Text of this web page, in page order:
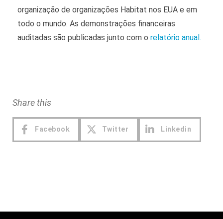
Share this
Facebook Twitter Linkedin
organização de organizações Habitat nos EUA e em
todo o mundo. As demonstrações financeiras
auditadas são publicadas junto com o relatório anual.